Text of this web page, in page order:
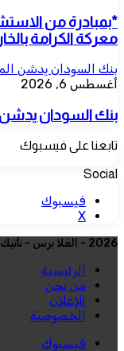
*بمبادرة من
معركة الكرامة
بنك السودان يدشن
أغسطس 6, 2026
بنك السودان يدشن
تابعنا على فيسبوك
Social
فيسبوك
‫X
2026 - العُلا برس - نأتيك بالخبر اليقين
الرئيسية
من نحن
للإعلان
الخصوصية
فيسبوك